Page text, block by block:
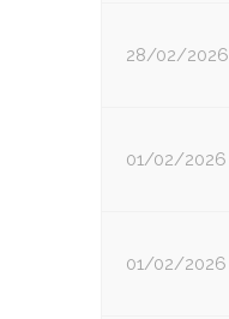
28/02/2026
01/02/2026
01/02/2026